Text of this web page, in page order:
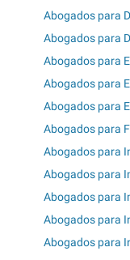
Abogados para
Abogados para
Abogados para
Abogados para
Abogados para
Abogados para
Abogados para
Abogados para
Abogados para
Abogados para
Abogados para